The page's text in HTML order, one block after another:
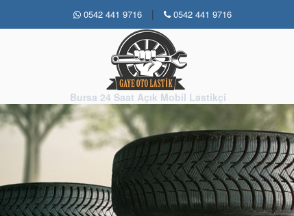
0542 441 9716 | 0542 441 9716
Bursa 24 Saat Açık Mobil Lastikçi